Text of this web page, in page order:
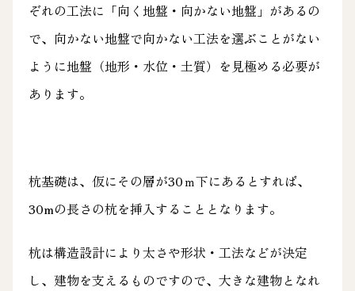
ぞれの工法に「向く地盤・向かない地盤」があるの
で、向かない地盤で向かない工法を選ぶことがない
ように地盤（地形・水位・土質）を見極める必要が
あります。
杭基礎は、仮にその層が30ｍ下にあるとすれば、
30mの長さの杭を挿入することとなります。
杭は構造設計により太さや形状・工法などが決定
し、建物を支えるものですので、大きな建物となれ